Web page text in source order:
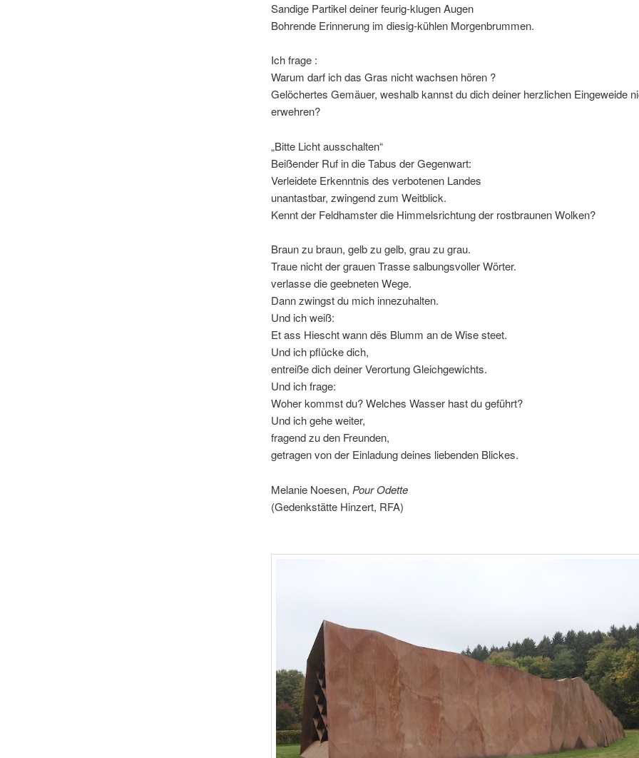
Sandige Partikel deiner feurig-klugen Augen
Bohrende Erinnerung im diesig-kühlen Morgenbrummen.
Ich frage :
Warum darf ich das Gras nicht wachsen hören ?
Gelöchertes Gemäuer, weshalb kannst du dich deiner herzlichen Eingeweide
erwehren?
„Bitte Licht ausschalten“
Beißender Ruf in die Tabus der Gegenwart:
Verleidete Erkenntnis des verbotenen Landes
unantastbar, zwingend zum Weitblick.
Kennt der Feldhamster die Himmelsrichtung der rostbraunen Wolken?
Braun zu braun, gelb zu gelb, grau zu grau.
Traue nicht der grauen Trasse salbungsvoller Wörter.
verlasse die geebneten Wege.
Dann zwingst du mich innezuhalten.
Und ich weiß:
Et ass Hiescht wann dës Blumm an de Wise steet.
Und ich pflücke dich,
entreiße dich deiner Verortung Gleichgewichts.
Und ich frage:
Woher kommst du? Welches Wasser hast du geführt?
Und ich gehe weiter,
fragend zu den Freunden,
getragen von der Einladung deines liebenden Blickes.
Melanie Noesen, Pour Odette
(Gedenkstätte Hinzert, RFA)